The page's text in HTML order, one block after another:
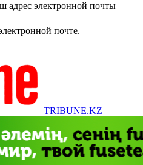
адрес электронной почты
почте.
TRIBUNE.KZ